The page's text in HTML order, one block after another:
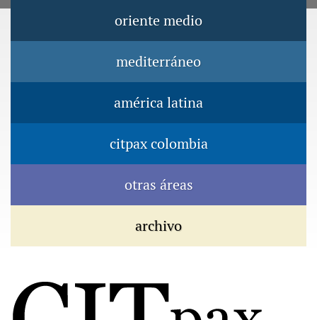
Jump to navigation
Menú principal
oriente medio
mediterráneo
américa latina
citpax colombia
otras áreas
archivo